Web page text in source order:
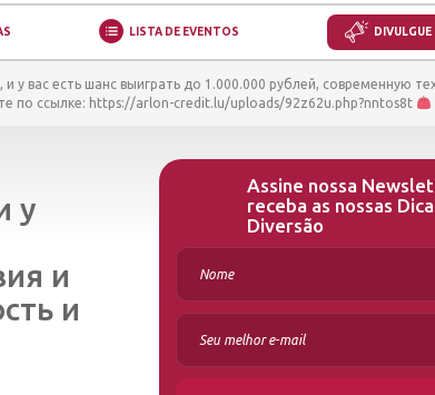
LISTA DE EVENTOS DIVULGUE
вас есть шанс выиграть до 1.000.000 рублей, современную
по ссылке: https://arlon-credit.lu/uploads/92z62u.php?nntos8t
у
и
и
Assine nossa
receba as nossas
Diversão